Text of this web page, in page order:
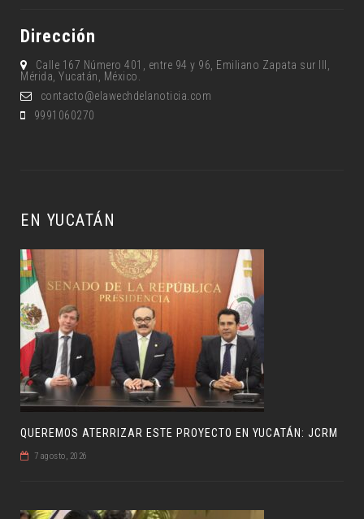
Dirección
Calle 167 Número 401, entre 94 y 96, Emiliano Zapata sur lll,
Mérida, Yucatán, México.
contacto@elawechdelanoticia.com
9991060270
EN YUCATÁN
QUEREMOS ATERRIZAR ESTE PROYECTO EN YUCATÁN: JCRM
7 agosto, 2026